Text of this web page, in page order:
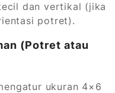
dan vertikal (jika
potret).
(Potret atau
ukuran 4×6